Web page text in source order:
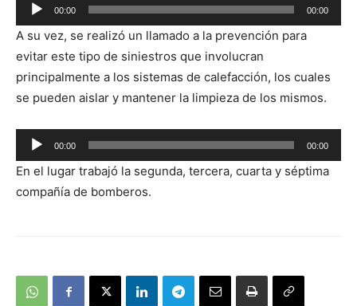
Reproductor
de
audio
00:00 00:00
A su vez, se realizó un llamado a la prevención para
evitar este tipo de siniestros que involucran
principalmente a los sistemas de calefacción, los cuales
se pueden aislar y mantener la limpieza de los mismos.
Reproductor
de
audio
00:00 00:00
En el lugar trabajó la segunda, tercera, cuarta y séptima
compañía de bomberos.